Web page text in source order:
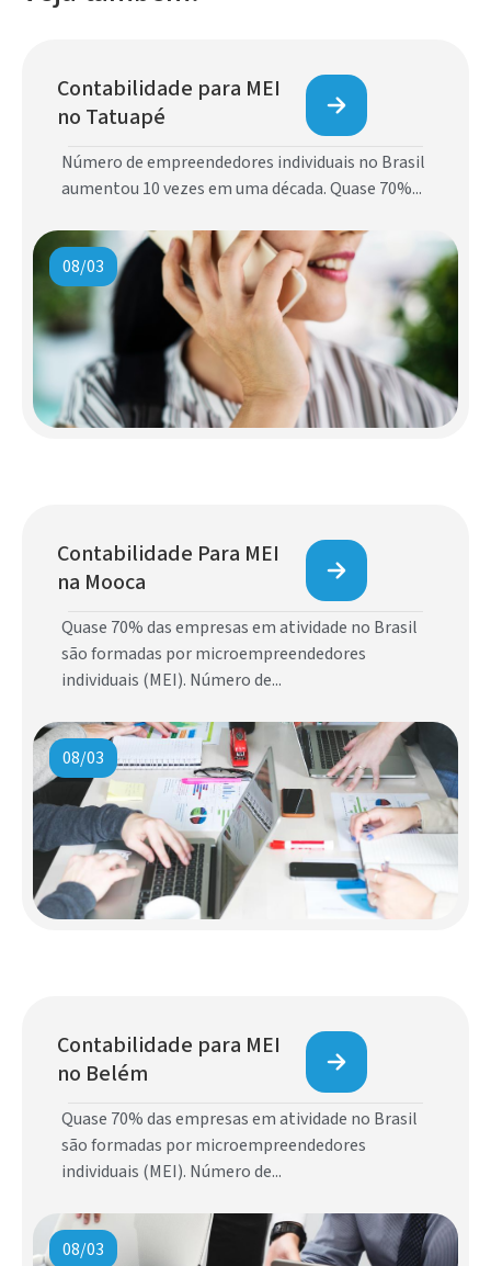
Contabilidade para MEI
no Tatuapé
Número de empreendedores individuais no Brasil
aumentou 10 vezes em uma década. Quase 70%...
08/03
Contabilidade Para MEI
na Mooca
Quase 70% das empresas em atividade no Brasil
são formadas por microempreendedores
individuais (MEI). Número de...
08/03
Contabilidade para MEI
no Belém
Quase 70% das empresas em atividade no Brasil
são formadas por microempreendedores
individuais (MEI). Número de...
08/03